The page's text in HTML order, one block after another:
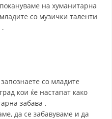
ОДБОР
ПОСТАВЕНОСТ
на хуманитарна
со музички таленти
со младите
кои ќе настапат како
забава .
да се забавуваме и да